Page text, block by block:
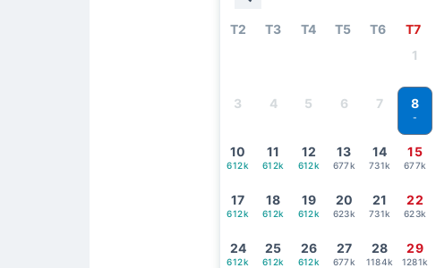
T2 T3 T4 T5 T6 T7
1
3 4 5 6 7 8
-
10
612k
11
612k
12
612k
13
677k
14
731k
15
677k
17
612k
18
612k
19
612k
20
623k
21
731k
22
623k
24
612k
25
612k
26
612k
27
677k
28
1184k
29
1281k